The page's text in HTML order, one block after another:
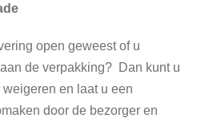
open geweest of u
de verpakking? Dan kunt u
en laat u een
door de bezorger en